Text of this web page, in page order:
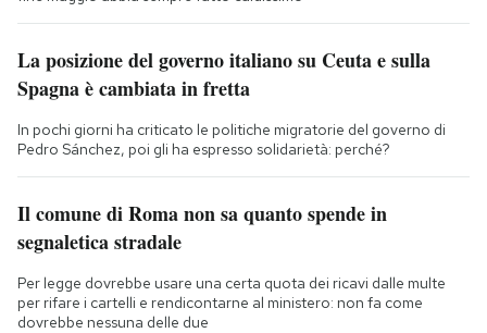
La posizione del governo italiano su Ceuta e sulla
Spagna è cambiata in fretta
In pochi giorni ha criticato le politiche migratorie del governo di
Pedro Sánchez, poi gli ha espresso solidarietà: perché?
Il comune di Roma non sa quanto spende in
segnaletica stradale
Per legge dovrebbe usare una certa quota dei ricavi dalle multe
per rifare i cartelli e rendicontarne al ministero: non fa come
dovrebbe nessuna delle due